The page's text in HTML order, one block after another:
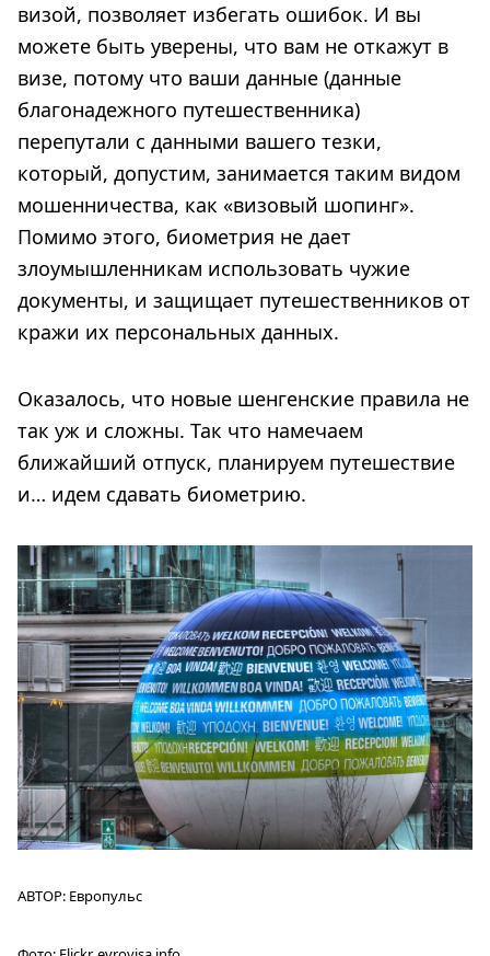
визой, позволяет избегать ошибок. И вы
можете быть уверены, что вам не откажут в
визе, потому что ваши данные (данные
благонадежного путешественника)
перепутали с данными вашего тезки,
который, допустим, занимается таким видом
мошенничества, как «визовый шопинг».
Помимо этого, биометрия не дает
злоумышленникам использовать чужие
документы, и защищает путешественников от
кражи их персональных данных.
Оказалось, что новые шенгенские правила не
так уж и сложны. Так что намечаем
ближайший отпуск, планируем путешествие
и… идем сдавать биометрию.
АВТОР: Европульс